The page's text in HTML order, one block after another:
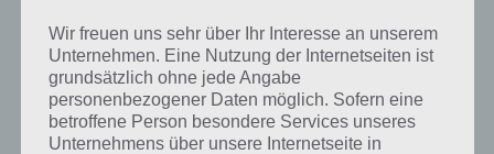
Wir freuen uns sehr über Ihr Interesse an unserem
Unternehmen. Eine Nutzung der Internetseiten ist
grundsätzlich ohne jede Angabe
personenbezogener Daten möglich. Sofern eine
betroffene Person besondere Services unseres
Unternehmens über unsere Internetseite in